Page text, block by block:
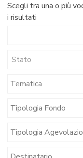
Scegli tra una o più
i risultati
Stato